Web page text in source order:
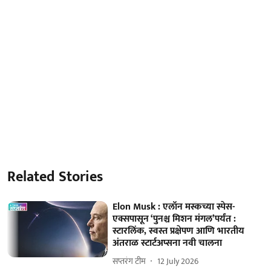
Related Stories
Elon Musk : एलॉन मस्कच्या स्पेस-
एक्सपासून ‘पुनश्च मिशन मंगल’पर्यंत :
स्टारलिंक, स्वस्त प्रक्षेपण आणि भारतीय
अंतराळ स्टार्टअप्सना नवी चालना
सप्तरंग टीम 12 July 2026